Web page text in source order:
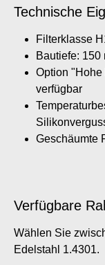
Technische
Filterklasse
Bautiefe: 150
Option "Hohe
verfügbar
Geschäumte
Verfügbare
Wählen Sie
Edelstahl 1.4301.